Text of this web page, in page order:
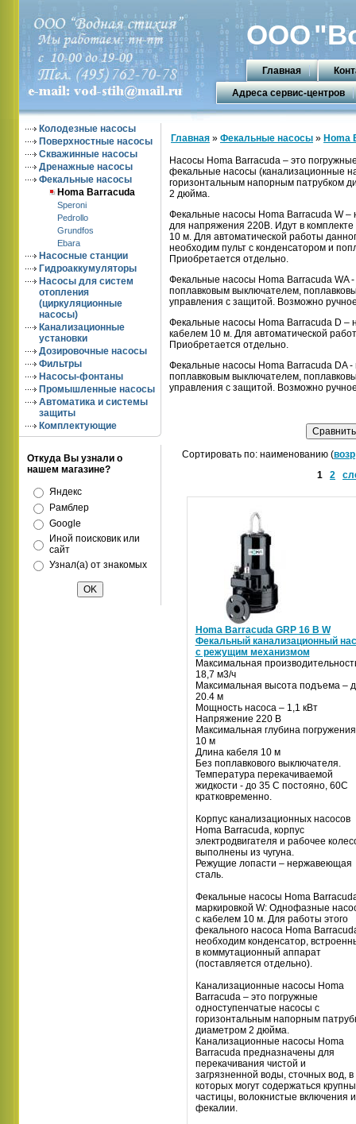
ООО
Главная
Адреса сервис-центров
Колодезные насосы
Поверхностные насосы
Скважинные насосы
Дренажные насосы
Фекальные насосы
Homa Barracuda
Speroni
Pedrollo
Grundfos
Ebara
Насосные станции
Гидроаккумуляторы
Насосы для систем
отопления
(циркуляционные
насосы)
Канализационные
установки
Дозировочные насосы
Фильтры
Насосы-фонтаны
Промышленные насосы
Автоматика и системы
защиты
Комплектующие
Откуда Вы узнали о
нашем магазине?
Яндекс
Рамблер
Google
Иной поисковик или
сайт
Узнал(а) от знакомых
Главная » Фекальные насосы » Homa
Насосы Homa Barracuda – это
фекальные насосы (канализационные
горизонтальным напорным патрубком
2 дюйма.
Фекальные насосы Homa Barracuda W –
для напряжения 220В. Идут в комплекте
10 м. Для автоматической работы
необходим пульт с конденсатором и
Приобретается отдельно.
Фекальные насосы Homa Barracuda WA
поплавковым выключателем,
управления с защитой. Возможно
Фекальные насосы Homa Barracuda D –
кабелем 10 м. Для автоматической
Приобретается отдельно.
Фекальные насосы Homa Barracuda DA
поплавковым выключателем,
управления с защитой. Возможно
Сортировать по: наименованию (возр
1
2
Homa Barracuda GRP 16 B W
Фекальный канализационный
с режущим механизмом
Максимальная
18,7 м3/ч
Максимальная высота подъема –
20.4 м
Мощность насоса – 1,1 кВт
Напряжение 220 В
Максимальная глубина
10 м
Длина кабеля 10 м
Без поплавкового выключателя.
Температура перекачиваемой
жидкости - до 35 С постояно, 60С
кратковременно.
Корпус канализационных насосов
Homa Barracuda, корпус
электродвигателя и рабочее
выполнены из чугуна.
Режущие лопасти – нержавеющая
сталь.
Фекальные насосы Homa
маркировкой W: Однофазные
с кабелем 10 м. Для работы этого
фекального насоса Homa
необходим конденсатор,
в коммутационный аппарат
(поставляется отдельно).
Канализационные насосы Homa
Barracuda – это погружные
одноступенчатые насосы с
горизонтальным напорным
диаметром 2 дюйма.
Канализационные насосы Homa
Barracuda предназначены для
перекачивания чистой и
загрязненной воды, сточных вод, в
которых могут содержаться
частицы, волокнистые включения и
фекалии.